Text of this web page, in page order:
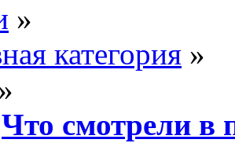
»
категория »
Что смотрели в